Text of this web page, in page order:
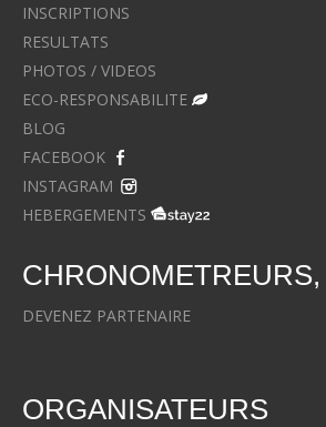
INSCRIPTIONS
RESULTATS
PHOTOS / VIDEOS
ECO-RESPONSABILITE
BLOG
FACEBOOK
INSTAGRAM
HEBERGEMENTS
DEVENEZ PARTENAIRE
ORGANISATEURS